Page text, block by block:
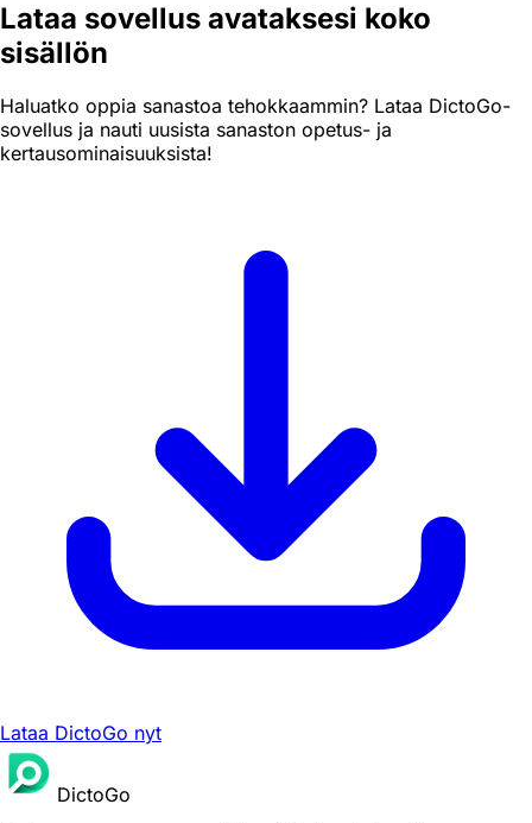
Lataa sovellus avataksesi koko
sisällön
Haluatko oppia sanastoa tehokkaammin? Lataa DictoGo-
sovellus ja nauti uusista sanaston opetus- ja
kertausominaisuuksista!
Lataa DictoGo nyt
DictoGo